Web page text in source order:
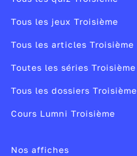
Tous les jeux Troisième
Tous les articles Troisième
Toutes les séries Troisième
Tous les dossiers Troisième
Cours Lumni Troisième
Nos affiches